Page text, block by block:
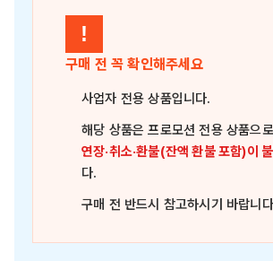
!
구매 전 꼭 확인해주세요
사업자 전용 상품입니다.
해당 상품은프로모션 전용 상품으
연장·취소·환불(잔액 환불 포함)이
다.
구매 전 반드시 참고하시기 바랍니